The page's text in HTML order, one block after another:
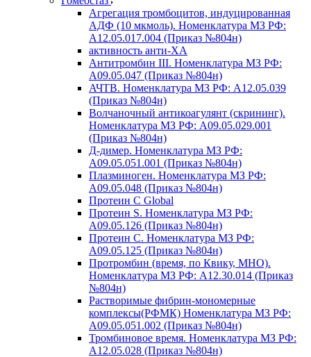
Агрегация тромбоцитов, индуцированная
АДФ (10 мкмоль). Номенклатура МЗ РФ:
A12.05.017.004 (Приказ №804н)
активность анти-ХА
Антитромбин III. Номенклатура МЗ РФ:
A09.05.047 (Приказ №804н)
АЧТВ. Номенклатура МЗ РФ: A12.05.039
(Приказ №804н)
Волчаночный антикоагулянт (скрининг).
Номенклатура МЗ РФ: A09.05.029.001
(Приказ №804н)
Д-димер. Номенклатура МЗ РФ:
A09.05.051.001 (Приказ №804н)
Плазминоген. Номенклатура МЗ РФ:
A09.05.048 (Приказ №804н)
Протеин C Global
Протеин S. Номенклатура МЗ РФ:
A09.05.126 (Приказ №804н)
Протеин С. Номенклатура МЗ РФ:
A09.05.125 (Приказ №804н)
Протромбин (время, по Квику, МНО).
Номенклатура МЗ РФ: A12.30.014 (Приказ
№804н)
Растворимые фибрин-мономерные
комплексы(РФМК) Номенклатура МЗ РФ:
A09.05.051.002 (Приказ №804н)
Тромбиновое время. Номенклатура МЗ РФ:
A12.05.028 (Приказ №804н)